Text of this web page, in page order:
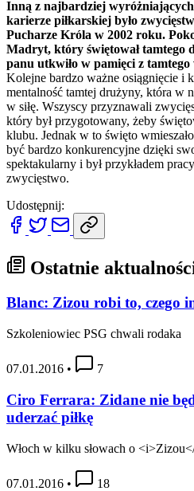
Inną z najbardziej
karierze piłkarskiej było
Pucharze Króla w 2002 roku.
Madryt, który świętował tamtego
panu utkwiło w pamięci z
Kolejne bardzo ważne osiągnięcie i
mentalność tamtej drużyny, która w
w siłę. Wszyscy przyznawali
który był przygotowany, żeby
klubu. Jednak w to święto
być bardzo konkurencyjne dzięki
spektakularny i był przykładem
zwycięstwo.
Udostępnij:
Ostatnie
Blanc: Zizou robi to, czego
Szkoleniowiec PSG chwali rodaka
07.01.2016 • 7
Ciro Ferrara: Zidane nie
uderzać piłkę
Włoch w kilku słowach o
07.01.2016 • 18